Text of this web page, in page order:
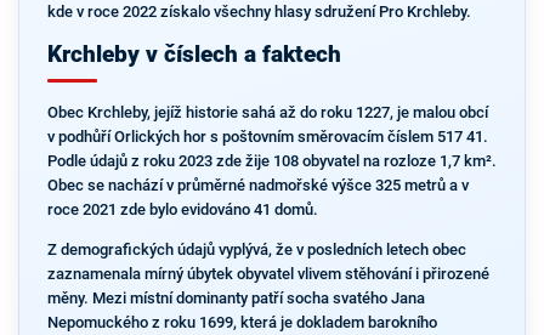
kde v roce 2022 získalo všechny hlasy sdružení Pro Krchleby.
Krchleby v číslech a faktech
Obec Krchleby, jejíž historie sahá až do roku 1227, je malou obcí
v podhůří Orlických hor s poštovním směrovacím číslem 517 41.
Podle údajů z roku 2023 zde žije 108 obyvatel na rozloze 1,7 km².
Obec se nachází v průměrné nadmořské výšce 325 metrů a v
roce 2021 zde bylo evidováno 41 domů.
Z demografických údajů vyplývá, že v posledních letech obec
zaznamenala mírný úbytek obyvatel vlivem stěhování i přirozené
měny. Mezi místní dominanty patří socha svatého Jana
Nepomuckého z roku 1699, která je dokladem barokního